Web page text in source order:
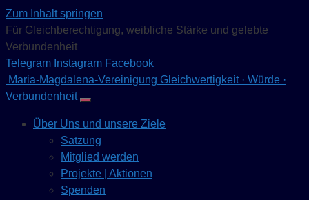
Zum Inhalt springen
Für Gleichberechtigung, weibliche Stärke und gelebte
Verbundenheit
Telegram Instagram Facebook
Maria-Magdalena-Vereinigung Gleichwertigkeit · Würde ·
Verbundenheit
Über Uns und unsere Ziele
Satzung
Mitglied werden
Projekte | Aktionen
Spenden